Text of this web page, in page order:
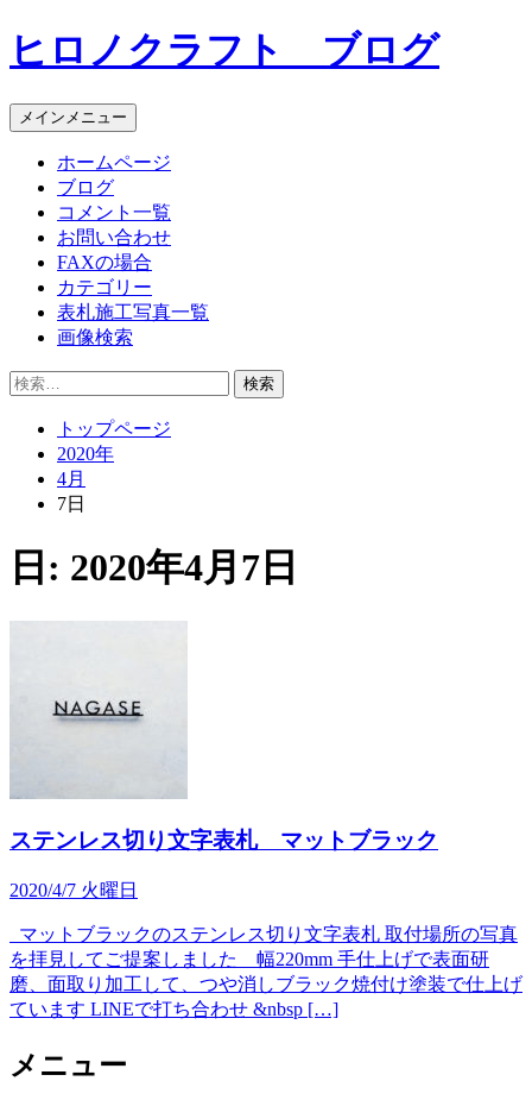
コ
ン
ン
ツ
ヒロノクラフト ブログ
メインメニュー
ホームページ
ブログ
コメント一覧
お問い合わせ
FAXの場合
カテゴリー
表札施工写真一覧
画像検索
検
トップページ
2020年
4月
7日
日: 2020年4月7日
ステンレス切り文字表札 マットブラック
2020/4/7 火曜日
マットブラックのステンレス切り文字表札 取付場所の写真
を拝見してご提案しました 幅220mm 手仕上げで表面研
磨、面取り加工して、つや消しブラック焼付け塗装で仕上げ
ています LINEで打ち合わせ &nbsp […]
メニュー